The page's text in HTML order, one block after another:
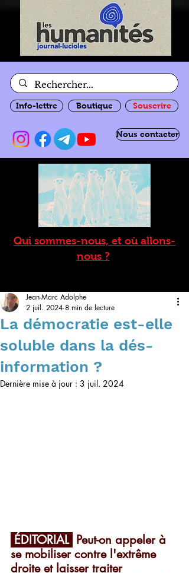
Info-lettre Boutique Souscrire
Nous contacter
Qui sommes-nous, et où allons-
nous ?
La démocratie est-elle
soluble dans la dés-
information ?
Jean-Marc Adolphe
2 juil. 2024 8 min de lecture
Dernière mise à jour : 3 juil. 2024
ÉDITORIAL Peut-on appeler à
se mobiliser contre l'extrême
droite et laisser traiter